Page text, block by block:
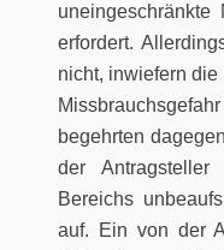
uneingeschränkte
erfordert.
nicht, inwiefern
begehrten
der Antragsteller
Bereichs
auf. Ein von der